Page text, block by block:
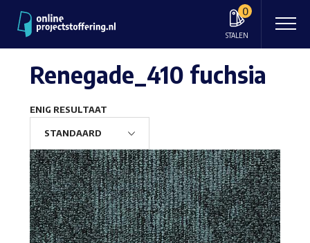
0
STALEN
Renegade_410 fuchsia
ENIG RESULTAAT